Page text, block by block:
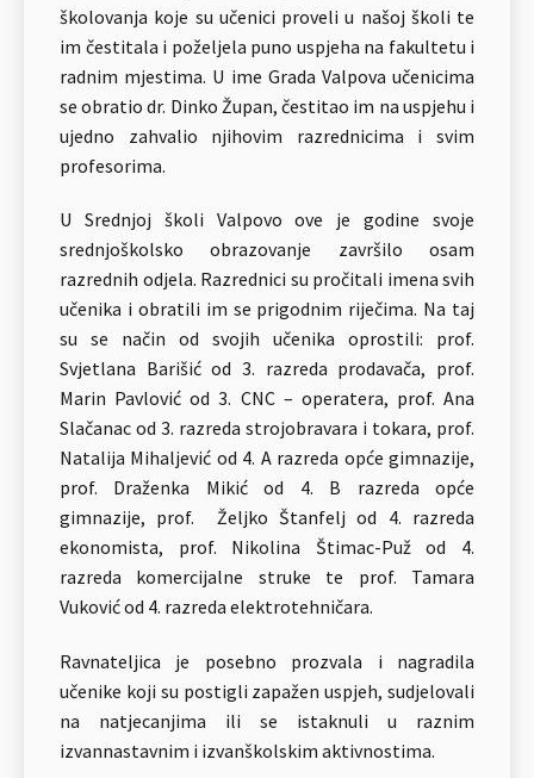
školovanja koje su učenici proveli u našoj školi te
im čestitala i poželjela puno uspjeha na fakultetu i
radnim mjestima. U ime Grada Valpova učenicima
se obratio dr. Dinko Župan, čestitao im na uspjehu i
ujedno zahvalio njihovim razrednicima i svim
profesorima.
U Srednjoj školi Valpovo ove je godine svoje
srednjoškolsko obrazovanje završilo osam
razrednih odjela. Razrednici su pročitali imena svih
učenika i obratili im se prigodnim riječima. Na taj
su se način od svojih učenika oprostili: prof.
Svjetlana Barišić od 3. razreda prodavača, prof.
Marin Pavlović od 3. CNC – operatera, prof. Ana
Slačanac od 3. razreda strojobravara i tokara, prof.
Natalija Mihaljević od 4. A razreda opće gimnazije,
prof. Draženka Mikić od 4. B razreda opće
gimnazije, prof. Željko Štanfelj od 4. razreda
ekonomista, prof. Nikolina Štimac-Puž od 4.
razreda komercijalne struke te prof. Tamara
Vuković od 4. razreda elektrotehničara.
Ravnateljica je posebno prozvala i nagradila
učenike koji su postigli zapažen uspjeh, sudjelovali
na natjecanjima ili se istaknuli u raznim
izvannastavnim i izvanškolskim aktivnostima.